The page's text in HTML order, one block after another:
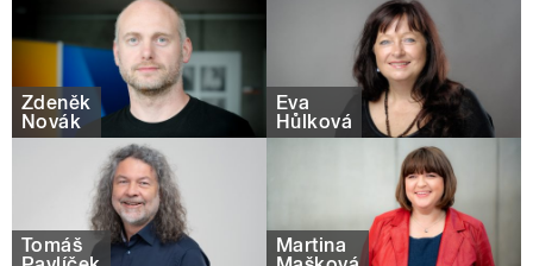
Zdeněk
Novák
Eva
Hůlková
Tomáš
Martina